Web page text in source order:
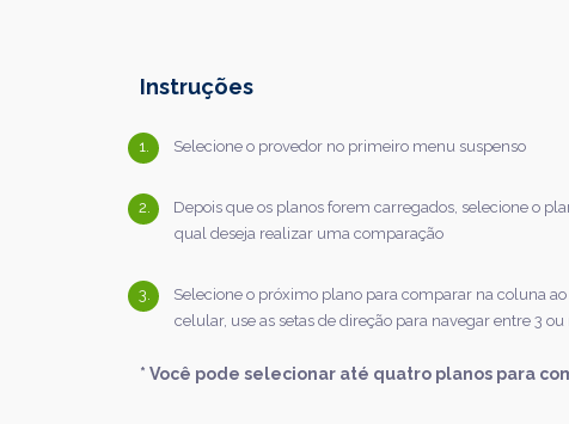
Instruções
Selecione o provedor no primeiro menu suspenso
Depois que os planos forem carregados, selecione o
qual deseja realizar uma comparação
Selecione o próximo plano para comparar na coluna
celular, use as setas de direção para navegar entre 3
* Você pode selecionar até quatro planos para